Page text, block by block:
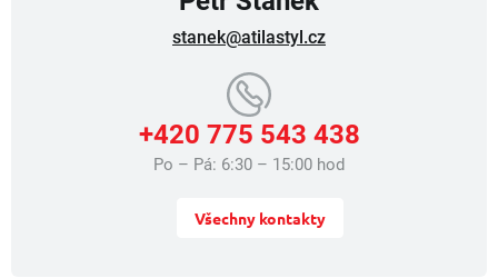
s
stanek@atilastyl.cz
+420 775 543 438
Po – Pá: 6:30 – 15:00 hod
Všechny kontakty